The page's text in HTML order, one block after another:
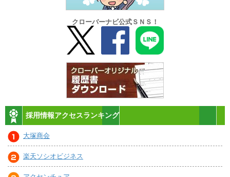
クローバーナビ公式ＳＮＳ！
採用情報アクセスランキング
大塚商会
楽天ソシオビジネス